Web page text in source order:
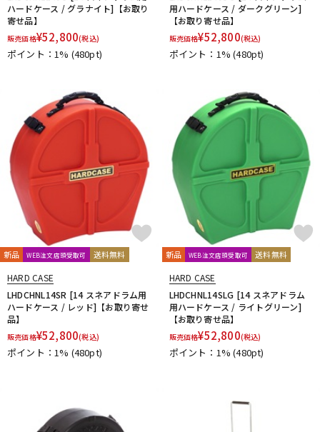
ハードケース / グラナイト]【お取り
寄せ品】
販売価格¥52,800(税込)
ポイント：1% (480pt)
用ハードケース / ダークグリーン]
【お取り寄せ品】
販売価格¥52,800(税込)
ポイント：1%(480pt)
新品 WEB注文店頭受取可 送料無料
HARD CASE
LHDCHNL14SR [14 スネアドラム用
ハードケース / レッド]【お取り寄せ
品】
販売価格¥52,800(税込)
ポイント：1% (480pt)
新品 WEB注文店頭受取可 送料無料
HARD CASE
LHDCHNL14SLG [14 スネアドラム
用ハードケース / ライトグリーン]
【お取り寄せ品】
販売価格¥52,800(税込)
ポイント：1%(480pt)